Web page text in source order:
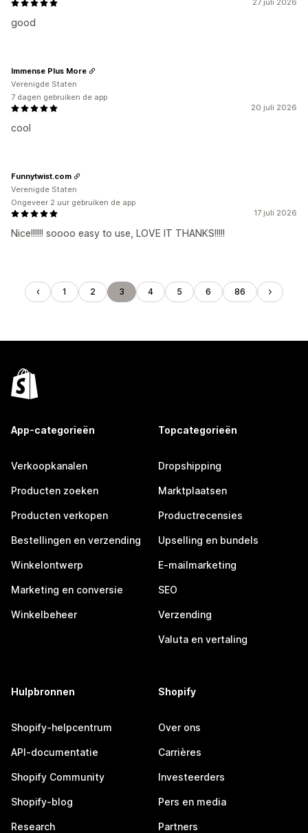
27 juli 2026
good
20 juli 2026
cool
Immense Plus More
Verenigde Staten
7 dagen gebruiken de app
17 juli 2026
Nice!!!!!! soooo easy to use, LOVE IT THANKS!!!!!
Funnytwist.com
Verenigde Staten
Ongeveer 2 uur gebruiken de app
1 2 3 4 5 6 86
App-categorieën
Verkoopkanalen
Producten zoeken
Producten verkopen
Bestellingen en verzending
Winkelontwerp
Marketing en conversie
Winkelbeheer
Topcategorieën
Dropshipping
Marktplaatsen
Productrecensies
Upselling en bundels
E-mailmarketing
SEO
Verzending
Valuta en vertaling
Hulpbronnen
Shopify-helpcentrum
API-documentatie
Shopify Community
Shopify-blog
Research
Shopify
Over ons
Carrières
Investeerders
Pers en media
Partners